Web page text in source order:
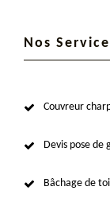
Nos
Couvreur
Devis pose de
Bâchage de